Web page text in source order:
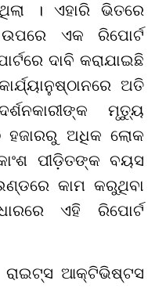
। ଏହାରି ଭିତରେ
ଏକ ରିପୋର୍ଟ
ଦାବି କରାଯାଇଛି
ଅତି
ମୃତ୍ୟୁ
ଅଧିକ ଲୋକ
ପୀଡ଼ିତଙ୍କ ବୟସ
କାମ କରୁଥିବା
ଏହି ରିପୋର୍ଟ
ରାଇଟ୍ସ ଆକ୍ଟିଭିଷ୍ଟସ